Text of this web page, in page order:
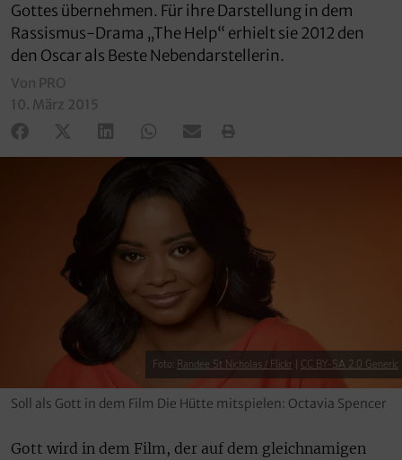
Gottes übernehmen. Für ihre Darstellung in dem
Rassismus-Drama „The Help“ erhielt sie 2012 den
den Oscar als Beste Nebendarstellerin.
Von PRO
10. März 2015
Foto: Randee St Nicholas / Flickr CC BY-SA 2.0 Generic
Soll als Gott in dem Film Die Hütte mitspielen: Octavia Spencer
Gott wird in dem Film, der auf dem gleichnamigen